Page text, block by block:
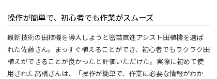
操作が簡単で、初心者でも作業がスムーズ
最新技術の田植機を導入しようと密苗直進アシスト田植機を選ば
れた佐藤さん。まっすぐ植えることができ、初心者でもラクラク田
植えができることが良かったと評価いただけた。実際に初めて使
用された高橋さんは、「操作が簡単で、作業に必要な情報がわか